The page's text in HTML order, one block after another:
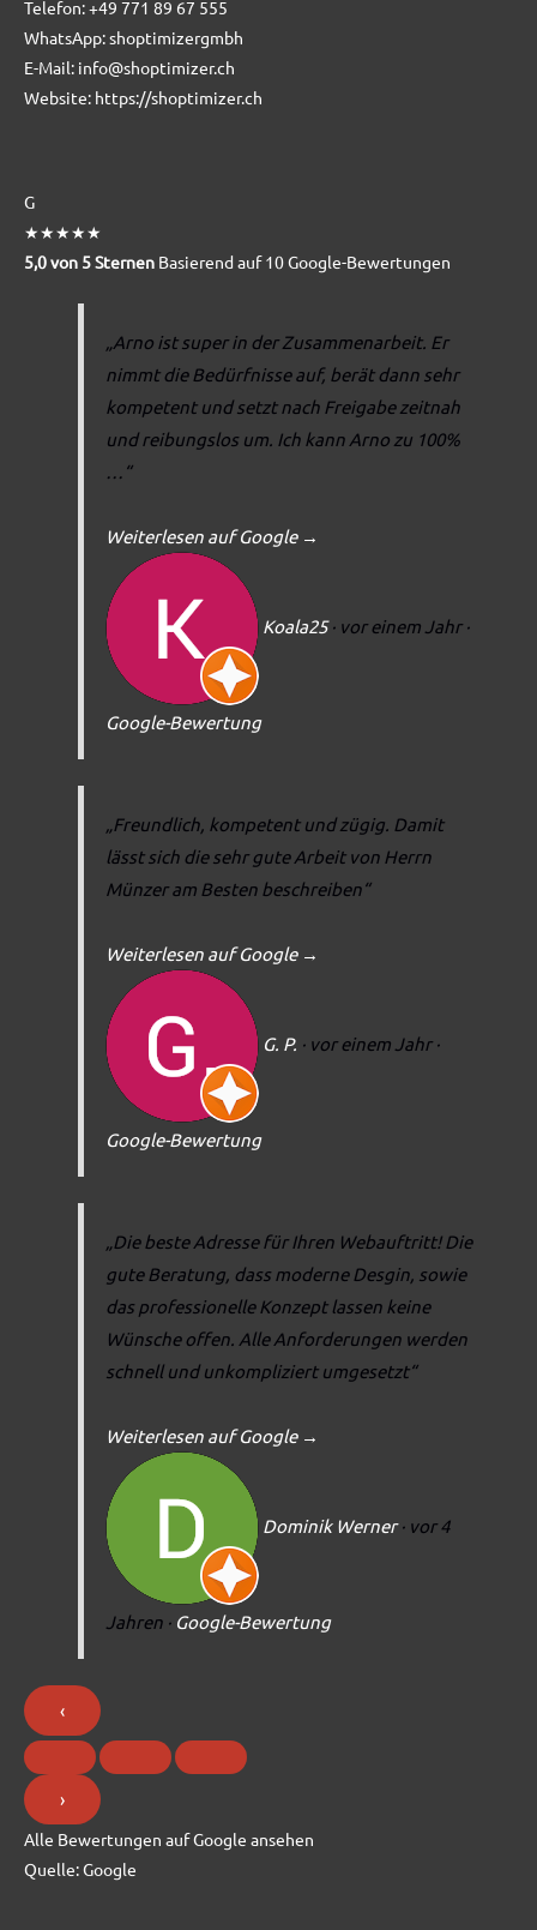
Telefon:+49 771 89 67 555
WhatsApp:shoptimizergmbh
E-Mail: info@shoptimizer.ch
Website: https://shoptimizer.ch
G
★★★★★
5,0 von 5 Sternen Basierend auf 10 Google-Bewertungen
„Arno ist super in der Zusammenarbeit. Er
nimmt die Bedürfnisse auf, berät dann sehr
kompetent und setzt nach Freigabe zeitnah
und reibungslos um. Ich kann Arno zu 100%
…“
Weiterlesen auf Google →
Koala25 · vor einem Jahr ·
Google-Bewertung
„Freundlich, kompetent und zügig. Damit
lässt sich die sehr gute Arbeit von Herrn
Münzer am Besten beschreiben“
Weiterlesen auf Google →
G. P. · vor einem Jahr ·
Google-Bewertung
„Die beste Adresse für Ihren Webauftritt! Die
gute Beratung, dass moderne Desgin, sowie
das professionelle Konzept lassen keine
Wünsche offen. Alle Anforderungen werden
schnell und unkompliziert umgesetzt“
Weiterlesen auf Google →
Dominik Werner · vor 4
Jahren · Google-Bewertung
‹
›
Alle Bewertungen auf Google ansehen
Quelle:Google